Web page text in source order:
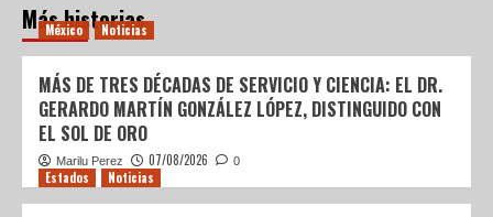
Más historias
México Noticias
MÁS DE TRES DÉCADAS DE SERVICIO Y CIENCIA: EL DR.
GERARDO MARTÍN GONZÁLEZ LÓPEZ, DISTINGUIDO CON
EL SOL DE ORO
Marilu Perez 07/08/2026 0
Estados Noticias